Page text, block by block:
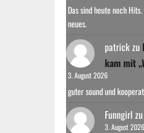
Das sind heute noch
neues.
patrickzu
kam mit
3. August 2026
guter sound und
Funngirl zu
3. August 2026